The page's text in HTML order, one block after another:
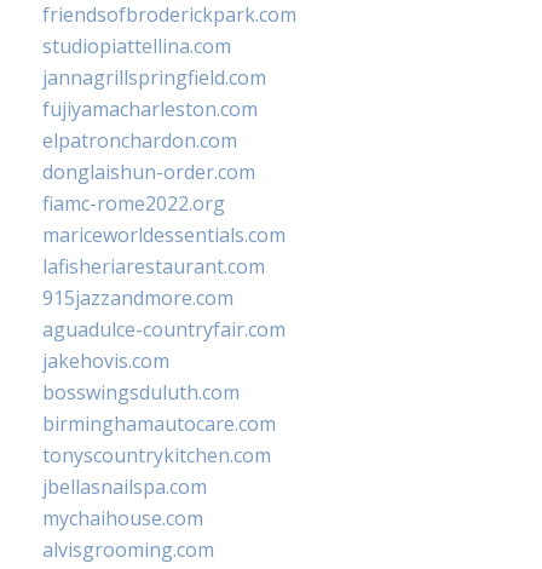
friendsofbroderickpark.com
studiopiattellina.com
jannagrillspringfield.com
fujiyamacharleston.com
elpatronchardon.com
donglaishun-order.com
fiamc-rome2022.org
mariceworldessentials.com
lafisheriarestaurant.com
915jazzandmore.com
aguadulce-countryfair.com
jakehovis.com
bosswingsduluth.com
birminghamautocare.com
tonyscountrykitchen.com
jbellasnailspa.com
mychaihouse.com
alvisgrooming.com